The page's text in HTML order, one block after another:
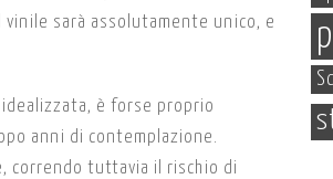
sarà assolutamente unico, e
è forse proprio
anni di contemplazione.
correndo tuttavia il rischio di